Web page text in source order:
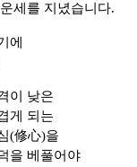
세를 지녔습니다.
에
이 낮은
게 되는
(修心)을
을 베풀어야